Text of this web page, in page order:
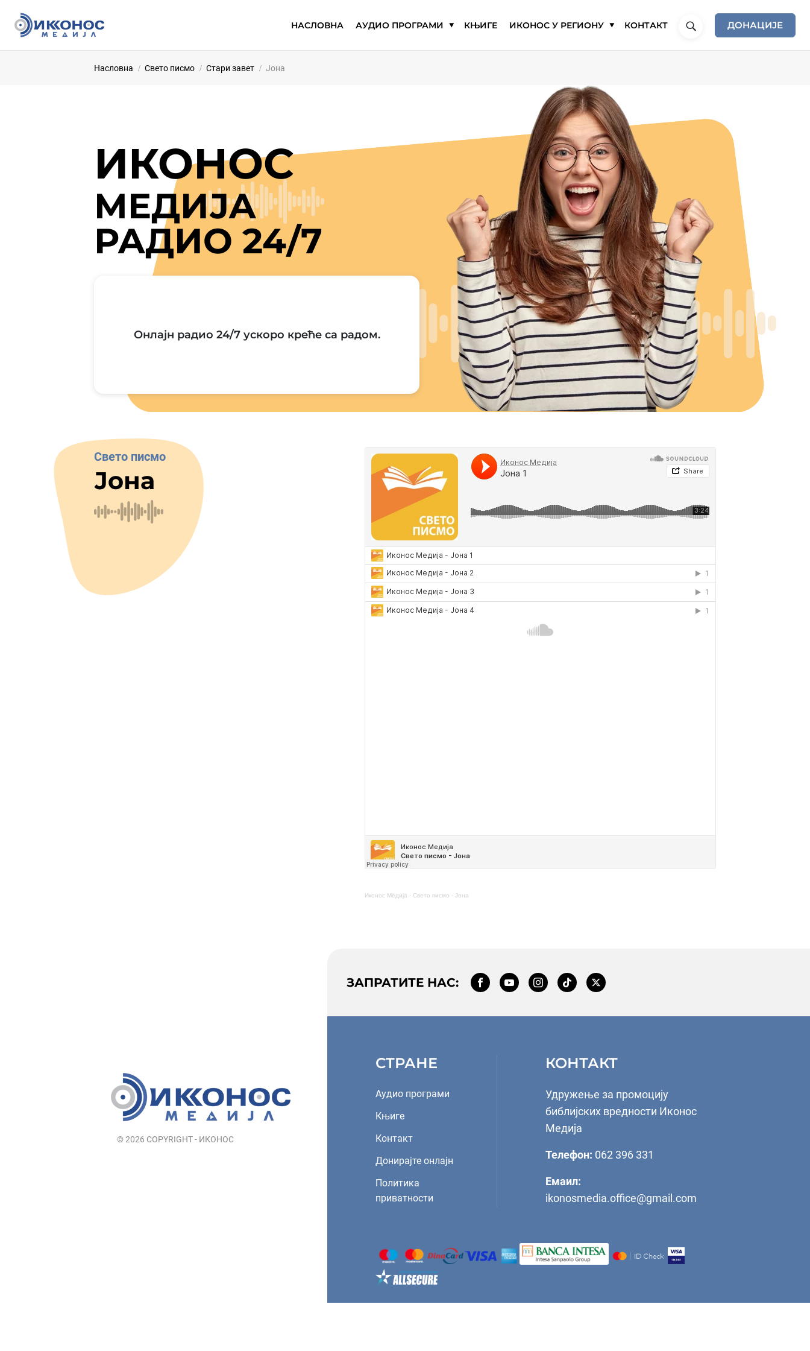
НАСЛОВНА АУДИО ПРОГРАМИ КЊИГЕ ИКОНОС У РЕГИОНУ КОНТАКТ ДОНАЦИЈЕ
Насловна Свето писмо Стари завет Јона
ИКОНОС
МЕДИЈА
РАДИО 24/7
Онлајн радио 24/7 ускоро креће са радом.
Свето писмо
Јона
Иконос Медија · Свето писмо - Јона
© 2026 COPYRIGHT - ИКОНОС
ЗАПРАТИТЕ НАС:
СТРАНЕ
Аудио програми
Књиге
Контакт
Донирајте онлајн
Политика
приватности
КОНТАКТ
Удружење за промоцију
библијских вредности Иконос
Медија
Телефон: 062 396 331
Емаил:
ikonosmedia.office@gmail.com